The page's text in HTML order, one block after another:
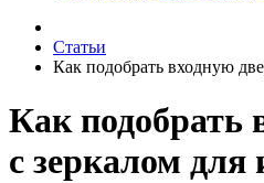
Статьи
Как подобрать входную
Как подобрать
с зеркалом для